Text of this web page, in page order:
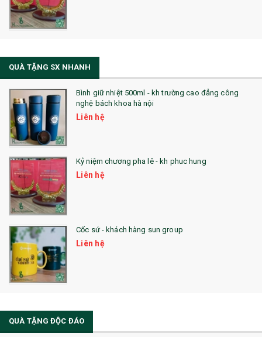
QUÀ TẶNG SX NHANH
Bình giữ nhiệt 500ml - kh trường cao đẳng công
nghệ bách khoa hà nội
Liên hệ
Kỷ niệm chương pha lê - kh phuc hung
Liên hệ
Cốc sứ - khách hàng sun group
Liên hệ
QUÀ TẶNG ĐỘC ĐÁO